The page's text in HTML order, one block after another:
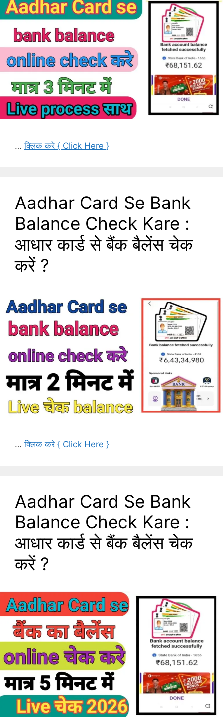
…क्लिक करे { Click Here }
Aadhar Card Se Bank
Balance Check Kare :
आधार कार्ड से बैंक बैलेंस चेक
करें ?
…क्लिक करे { Click Here }
Aadhar Card Se Bank
Balance Check Kare :
आधार कार्ड से बैंक बैलेंस चेक
करें ?